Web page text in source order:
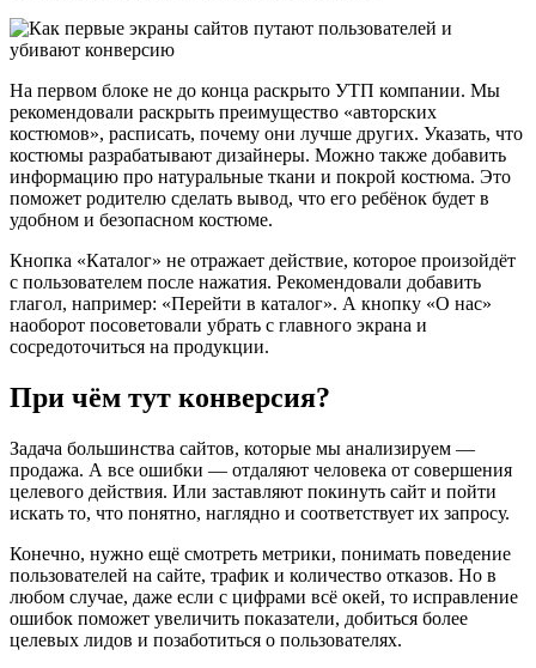
На первом блоке не до конца раскрыто УТП компании. Мы
рекомендовали раскрыть преимущество «авторских
костюмов», расписать, почему они лучше других. Указать, что
костюмы разрабатывают дизайнеры. Можно также добавить
информацию про натуральные ткани и покрой костюма. Это
поможет родителю сделать вывод, что его ребёнок будет в
удобном и безопасном костюме.
Кнопка «Каталог» не отражает действие, которое произойдёт
с пользователем после нажатия. Рекомендовали добавить
глагол, например: «Перейти в каталог». А кнопку «О нас»
наоборот посоветовали убрать с главного экрана и
сосредоточиться на продукции.
При чём тут конверсия?
Задача большинства сайтов, которые мы анализируем —
продажа. А все ошибки — отдаляют человека от совершения
целевого действия. Или заставляют покинуть сайт и пойти
искать то, что понятно, наглядно и соответствует их запросу.
Конечно, нужно ещё смотреть метрики, понимать поведение
пользователей на сайте, трафик и количество отказов. Но в
любом случае, даже если с цифрами всё окей, то исправление
ошибок поможет увеличить показатели, добиться более
целевых лидов и позаботиться о пользователях.